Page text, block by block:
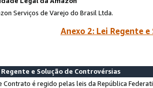
Serviços de Varejo do Brasil Ltda.
Anexo 2: Lei Regente
Regente e Solução de Controvérsias
Contrato é regido pelas leis da República